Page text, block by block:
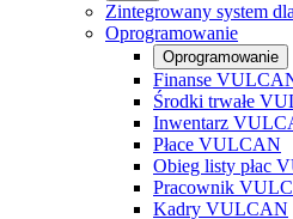
Zintegrowany system
Oprogramowanie
Oprogramowanie
Finanse
Środki trwałe
Inwentarz
Płace VULCAN
Obieg listy płac
Pracownik
Kadry VULCAN